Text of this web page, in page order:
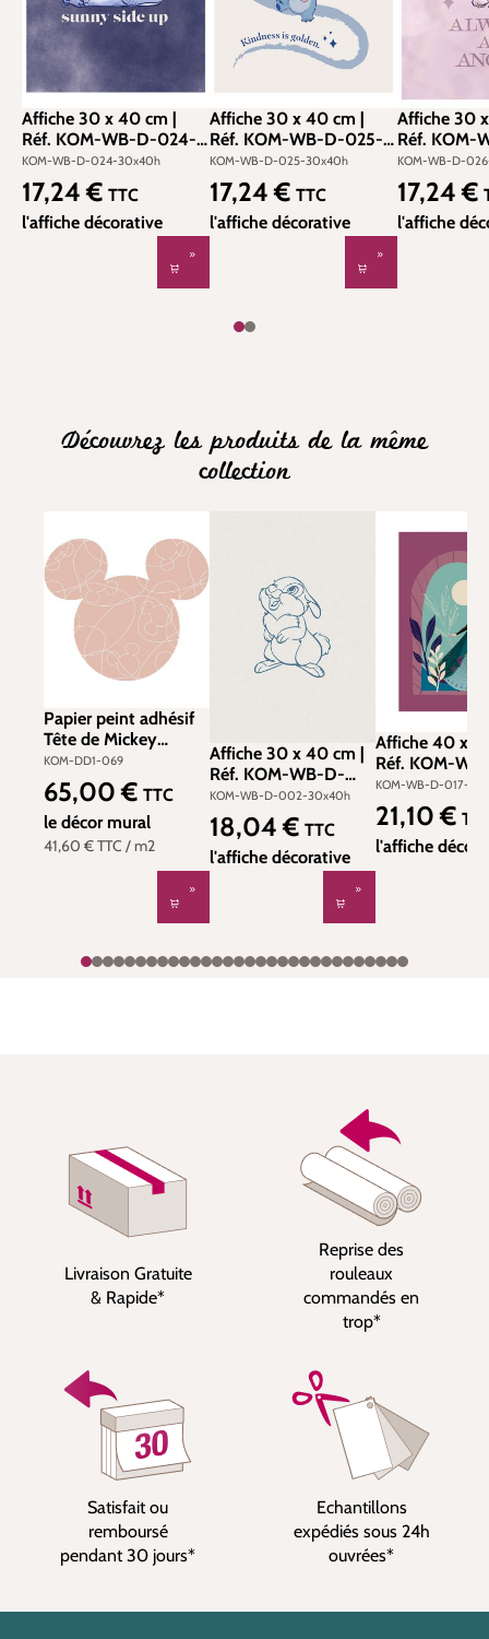
Affiche 30 x 40 cm |
Réf. KOM-WB-D-024-
30x40h
KOM-WB-D-024-30x40h
Prix régulier :
17,24 € TTC
l'affiche décorative
Affiche 30 x 40 cm |
Réf. KOM-WB-D-025-
30x40h
KOM-WB-D-025-30x40h
Prix régulier :
17,24 € TTC
l'affiche décorative
Affiche 30
Réf. KOM-
30x40h
KOM-WB-D-
Prix
17,24 €
l'affiche
Découvrez les produits de la même
collection
Papier peint adhésif
Tête de Mickey
Knotted Disney -
Papier peint Komar
Into Wonderland
KOM-DD1-069
41,60 €TTC / m2
Prix régulier :
65,00 € TTC
le décor mural
Affiche 30 x 40 cm |
Réf. KOM-WB-D-
002-30x40h
KOM-WB-D-002-30x40h
Prix régulier :
18,04 € TTC
l'affiche décorative
Affiche 40 x
Réf. KOM-
017-40x50h
KOM-WB-D-017-
Prix régulier :
21,10 €
l'affiche
Livraison Gratuite
& Rapide*
Reprise des
rouleaux
commandés en
trop*
Satisfait ou
remboursé
pendant 30 jours*
Echantillons
expédiés sous 24h
ouvrées*